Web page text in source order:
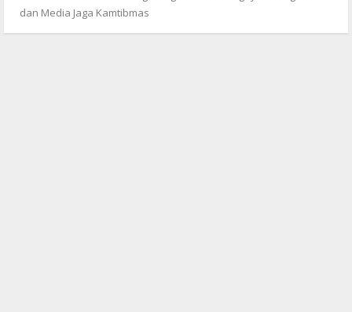
dan Media Jaga Kamtibmas